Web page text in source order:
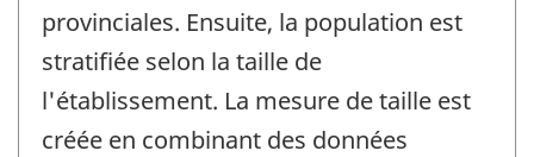
provinciales. Ensuite, la population est
stratifiée selon la taille de
l'établissement. La mesure de taille est
créée en combinant des données